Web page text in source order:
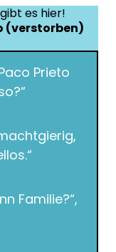
gibt es hier!
(verstorben)
Prieto
Familie?“,